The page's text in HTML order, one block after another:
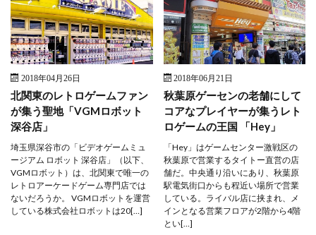
2018年04月26日
北関東のレトロゲームファン
が集う聖地「VGMロボット
深谷店」
埼玉県深谷市の「ビデオゲームミュ
ージアム ロボット 深谷店」（以下、
VGMロボット）は、北関東で唯一の
レトロアーケードゲーム専門店では
ないだろうか。 VGMロボットを運営
している株式会社ロボットは20[…]
2018年06月21日
秋葉原ゲーセンの老舗にして
コアなプレイヤーが集うレト
ロゲームの王国 「Hey」
「Hey」はゲームセンター激戦区の
秋葉原で営業するタイトー直営の店
舗だ。中央通り沿いにあり、秋葉原
駅電気街口からも程近い場所で営業
している。ライバル店に挟まれ、メ
インとなる営業フロアが2階から4階
とい[…]